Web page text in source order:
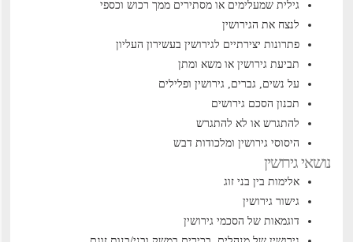
גילית שמעלימים או מסתירים ממך רכוש וכספי
לנצח את הגירושין
פתרונות יצירתיים לגירושין בעשירון העליון
תביעת גירושין או משא ומתן
על נשים, גברים, גירושין ופלילים
תכנון הסכם גירושים
להתגרש או לא להתגרש
היסוסי גירושין ומלכודות דבש
נושאי גירושין
אלימות בין בני זוג
גישור גירושין
דוגמאות של הסכמי גירושין